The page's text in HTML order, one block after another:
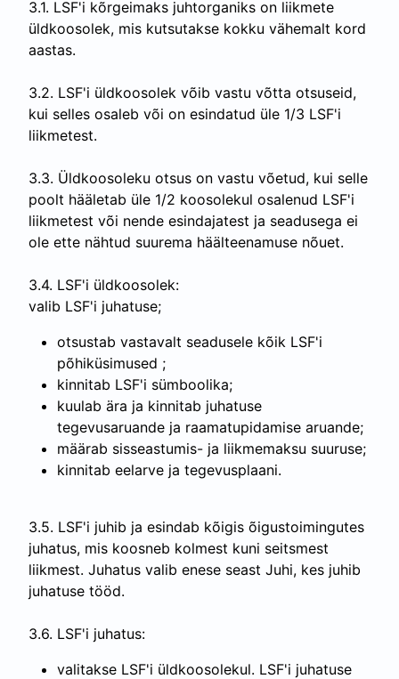
3.1. LSF'i kõrgeimaks juhtorganiks on liikmete
üldkoosolek, mis kutsutakse kokku vähemalt kord
aastas.
3.2. LSF'i üldkoosolek võib vastu võtta otsuseid,
kui selles osaleb või on esindatud üle 1/3 LSF'i
liikmetest.
3.3. Üldkoosoleku otsus on vastu võetud, kui selle
poolt hääletab üle 1/2 koosolekul osalenud LSF'i
liikmetest või nende esindajatest ja seadusega ei
ole ette nähtud suurema häälteenamuse nõuet.
3.4. LSF'i üldkoosolek:
valib LSF'i juhatuse;
otsustab vastavalt seadusele kõik LSF'i
põhiküsimused ;
kinnitab LSF'i sümboolika;
kuulab ära ja kinnitab juhatuse
tegevusaruande ja raamatupidamise aruande;
määrab sisseastumis- ja liikmemaksu suuruse;
kinnitab eelarve ja tegevusplaani.
3.5. LSF'i juhib ja esindab kõigis õigustoimingutes
juhatus, mis koosneb kolmest kuni seitsmest
liikmest. Juhatus valib enese seast Juhi, kes juhib
juhatuse tööd.
3.6. LSF'i juhatus:
valitakse LSF'i üldkoosolekul. LSF'i juhatuse